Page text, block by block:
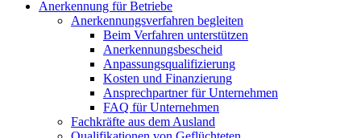
Anerkennung für Betriebe
Anerkennungsverfahren begleiten
Beim Verfahren unterstützen
Anerkennungsbescheid
Anpassungsqualifizierung
Kosten und Finanzierung
Ansprechpartner für Unternehmen
FAQ für Unternehmen
Fachkräfte aus dem Ausland